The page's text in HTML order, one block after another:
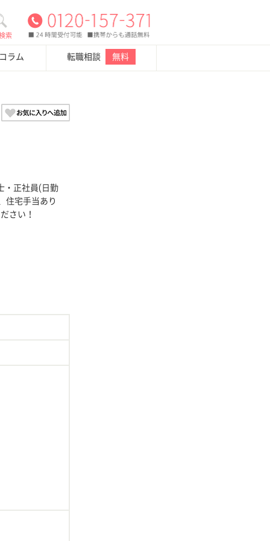
索
ラム 転職相談 無料
・正社員(日勤
住宅手当あり
さい！